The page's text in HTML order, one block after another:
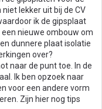
lekker uit bij de CV
ik de gipsplaat
nieuwe ombouw om
dunnere plaat isolatie
over?
naar de punt toe. In de
Ik ben opzoek naar
voor een andere vorm
Zijn hier nog tips